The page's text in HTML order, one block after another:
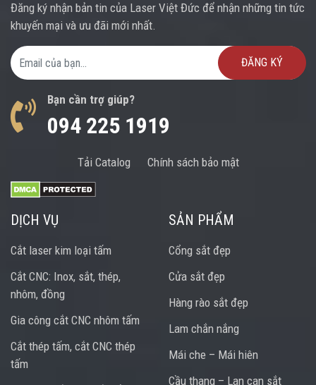
Đăng ký nhận bản tin của Laser Việt Đức để nhận những tin tức
khuyến mại và ưu đãi mới nhất.
Email Address
Bạn cần trợ giúp?
094 225 1919
Tải Catalog Chính sách bảo mật
DỊCH VỤ
Cắt laser kim loại tấm
Cắt CNC: Inox, sắt, thép,
nhôm, đồng
Gia công cắt CNC nhôm tấm
Cắt thép tấm, cắt CNC thép
tấm
SẢN PHẨM
Cổng sắt đẹp
Cửa sắt đẹp
Hàng rào sắt đẹp
Lam chắn nắng
Mái che – Mái hiên
Cầu thang – Lan can sắt